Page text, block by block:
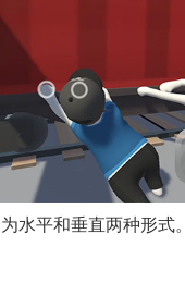
水平和垂直两种形式。